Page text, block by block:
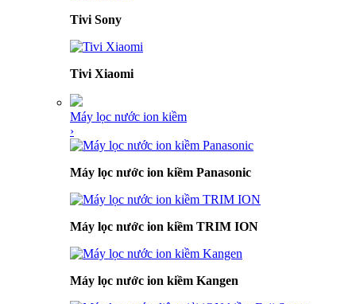
Tivi Sony
Tivi Xiaomi
Máy lọc nước ion kiềm
›
Máy lọc nước ion kiềm Panasonic
Máy lọc nước ion kiềm TRIM ION
Máy lọc nước ion kiềm Kangen